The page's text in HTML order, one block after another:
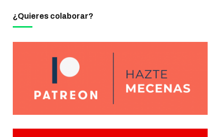
¿Quieres colaborar?